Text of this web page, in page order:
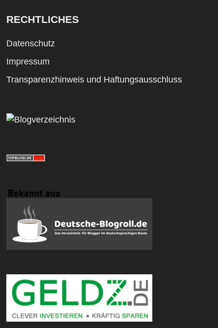
RECHTLICHES
Datenschutz
Impressum
Transparenzhinweis und Haftungsausschluss